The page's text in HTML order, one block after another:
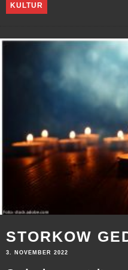
KULTUR
STORKOW
3. NOVEMBER 2022